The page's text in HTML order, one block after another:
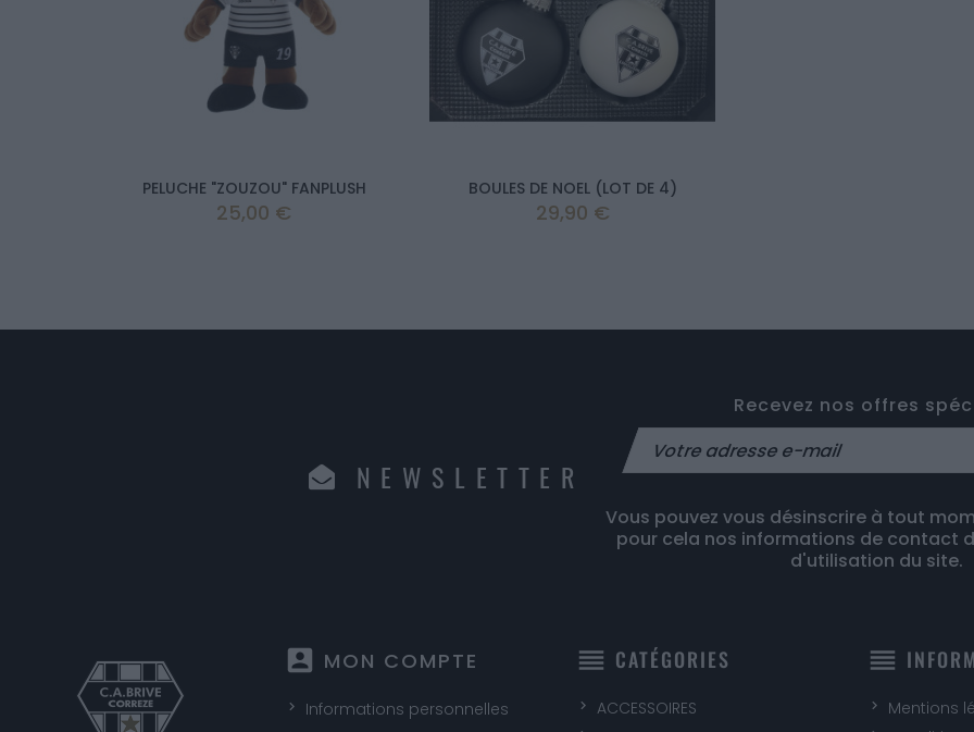
PELUCHE "ZOUZOU" FANPLUSH
Prix
25,00 €
BOULES DE NOEL (LOT DE 4)
Prix
29,90 €
NEWSLETTER
Recevez nos offres
Vous pouvez vous désinscrire à tout
pour cela nos informations de contact
d'utilisation du site.
account_box MON COMPTE
Informations personnelles
reorder CATÉGORIES
ACCESSOIRES
reorder
Mentions